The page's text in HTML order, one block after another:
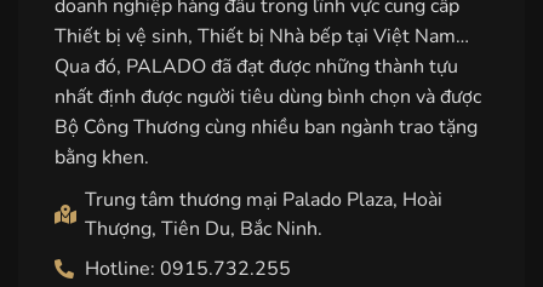
doanh nghiệp hàng đầu trong lĩnh vực cung cấp
Thiết bị vệ sinh, Thiết bị Nhà bếp tại Việt Nam…
Qua đó, PALADO đã đạt được những thành tựu
nhất định được người tiêu dùng bình chọn và được
Bộ Công Thương cùng nhiều ban ngành trao tặng
bằng khen.
Trung tâm thương mại Palado Plaza, Hoài
Thượng, Tiên Du, Bắc Ninh.
Hotline: 0915.732.255